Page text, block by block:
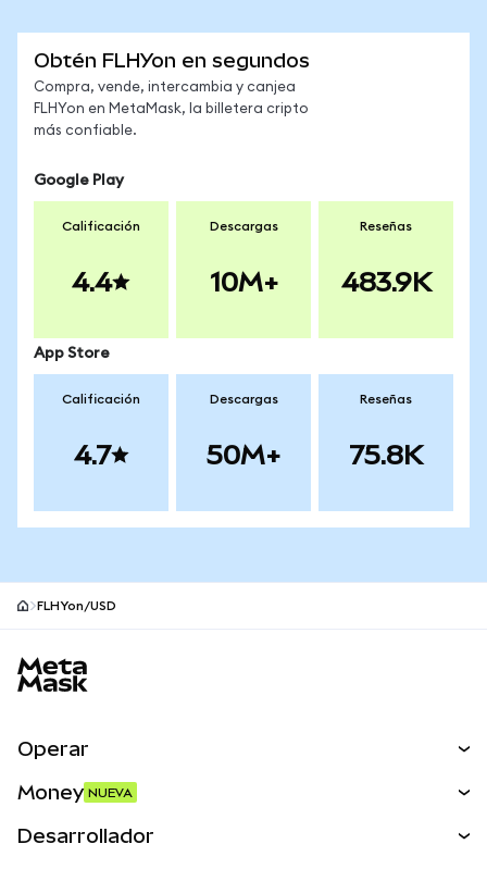
Obtén FLHYon en segundos
Compra, vende, intercambia y canjea
FLHYon en MetaMask, la billetera cripto
más confiable.
Google Play
Calificación
4.4
Descargas
10M+
Reseñas
483.9K
App Store
Calificación
4.7
Descargas
50M+
Reseñas
75.8K
FLHYon/USD
Operar
Money NUEVA
Desarrollador